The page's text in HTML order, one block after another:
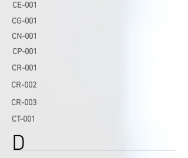
CE-001
CG-001
CN-001
CP-001
CR-001
CR-002
CR-003
CT-001
D